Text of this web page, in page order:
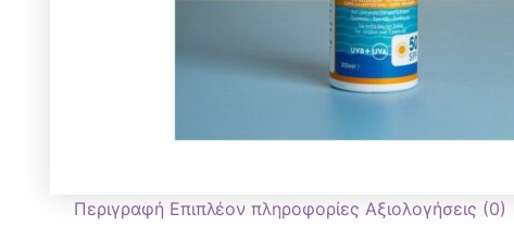
Περιγραφή Επιπλέον πληροφορίες Αξιολογήσεις (0)